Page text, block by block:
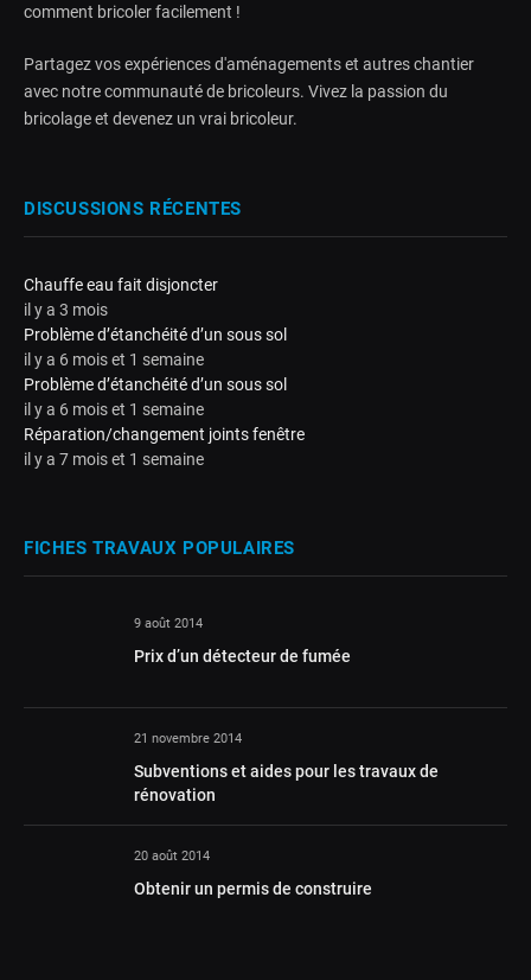
comment bricoler facilement !
Partagez vos expériences d'aménagements et autres chantier
avec notre communauté de bricoleurs. Vivez la passion du
bricolage et devenez un vrai bricoleur.
DISCUSSIONS RÉCENTES
Chauffe eau fait disjoncter
il y a 3 mois
Problème d’étanchéité d’un sous sol
il y a 6 mois et 1 semaine
Problème d’étanchéité d’un sous sol
il y a 6 mois et 1 semaine
Réparation/changement joints fenêtre
il y a 7 mois et 1 semaine
FICHES TRAVAUX POPULAIRES
9 août 2014
Prix d’un détecteur de fumée
21 novembre 2014
Subventions et aides pour les travaux de
rénovation
20 août 2014
Obtenir un permis de construire